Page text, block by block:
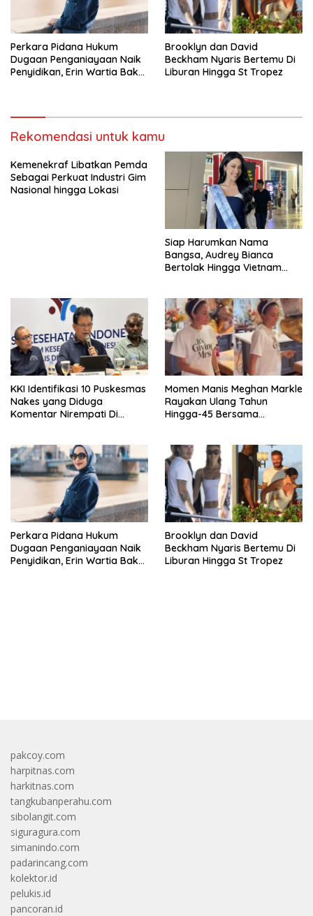
Perkara Pidana Hukum
Dugaan Penganiayaan Naik
Penyidikan, Erin Wartia Bakal
Brooklyn dan David
Beckham Nyaris Bertemu Di
Liburan Hingga St Tropez
Rekomendasi untuk kamu
Kemenekraf Libatkan Pemda
Sebagai Perkuat Industri Gim
Nasional hingga Lokasi
Siap Harumkan Nama
Bangsa, Audrey Bianca
Bertolak Hingga Vietnam
KKI Identifikasi 10 Puskesmas
Nakes yang Diduga
Komentar Nirempati Di
Momen Manis Meghan Markle
Rayakan Ulang Tahun
Hingga-45 Bersama
Perkara Pidana Hukum
Dugaan Penganiayaan Naik
Penyidikan, Erin Wartia Bakal
Brooklyn dan David
Beckham Nyaris Bertemu Di
Liburan Hingga St Tropez
pakcoy.com
harpitnas.com
harkitnas.com
tangkubanperahu.com
sibolangit.com
siguragura.com
simanindo.com
padarincang.com
kolektor.id
pelukis.id
pancoran.id